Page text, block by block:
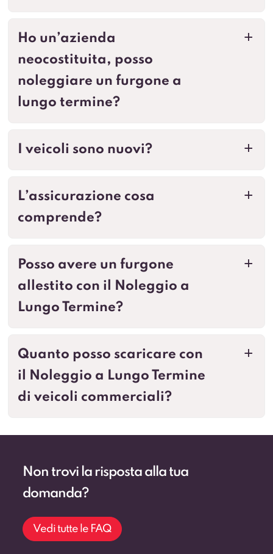
a
Ho un’azienda
neocostituita, posso
noleggiare un furgone a
lungo termine?
a
I veicoli sono nuovi?
a
L’assicurazione cosa
comprende?
a
Posso avere un furgone
allestito con il Noleggio a
Lungo Termine?
a
Quanto posso scaricare con
il Noleggio a Lungo Termine
di veicoli commerciali?
Non trovi la risposta alla tua
domanda?
Vedi tutte le FAQ